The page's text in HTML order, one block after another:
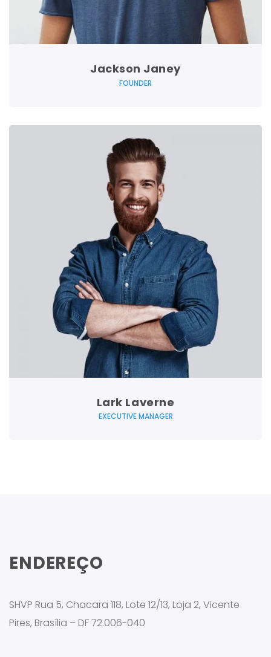
Jackson Janey
FOUNDER
Lark Laverne
EXECUTIVE MANAGER
ENDEREÇO
SHVP Rua 5, Chacara 118, Lote 12/13, Loja 2, Vicente
Pires, Brasília – DF 72.006-040